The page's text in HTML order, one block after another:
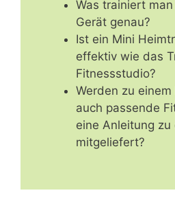
Was trainiert
Gerät genau?
Ist ein Mini
effektiv wie das
Fitnessstudio?
Werden zu
auch passende
eine Anleitung
mitgeliefert?